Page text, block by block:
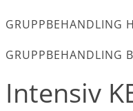
GRUPPBEHANDLING
GRUPPBEHANDLING
Intensiv